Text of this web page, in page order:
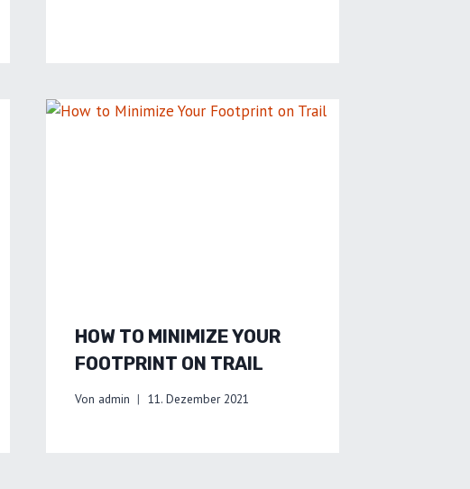
HOW TO MINIMIZE YOUR
FOOTPRINT ON TRAIL
Von admin 11. Dezember 2021